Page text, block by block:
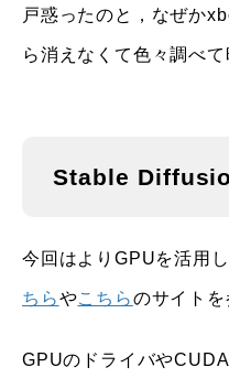
戸惑ったのと，なぜか
ら消えなくて色々調べて
Stable
今回はよりGPUを活用
ちらやこちらのサイトを
GPUのドライバや